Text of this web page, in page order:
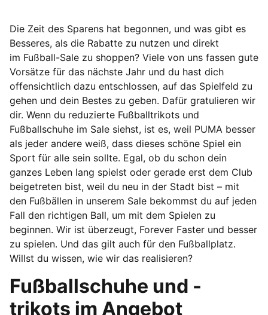
Die Zeit des Sparens hat begonnen, und was gibt es
Besseres, als die Rabatte zu nutzen und direkt
im Fußball-Sale zu shoppen? Viele von uns fassen gute
Vorsätze für das nächste Jahr und du hast dich
offensichtlich dazu entschlossen, auf das Spielfeld zu
gehen und dein Bestes zu geben. Dafür gratulieren wir
dir. Wenn du reduzierte Fußballtrikots und
Fußballschuhe im Sale siehst, ist es, weil PUMA besser
als jeder andere weiß, dass dieses schöne Spiel ein
Sport für alle sein sollte. Egal, ob du schon dein
ganzes Leben lang spielst oder gerade erst dem Club
beigetreten bist, weil du neu in der Stadt bist – mit
den Fußbällen in unserem Sale bekommst du auf jeden
Fall den richtigen Ball, um mit dem Spielen zu
beginnen. Wir ist überzeugt, Forever Faster und besser
zu spielen. Und das gilt auch für den Fußballplatz.
Willst du wissen, wie wir das realisieren?
Fußballschuhe und -
trikots im Angebot